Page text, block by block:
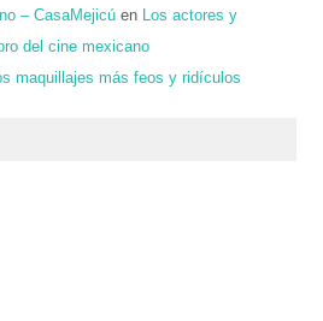
– CasaMejicú en
Los actores y
del cine mexicano
maquillajes más feos y ridículos